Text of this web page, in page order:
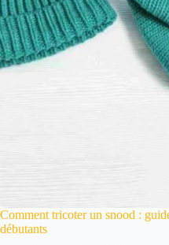
Comment tricoter un snood :
débutants